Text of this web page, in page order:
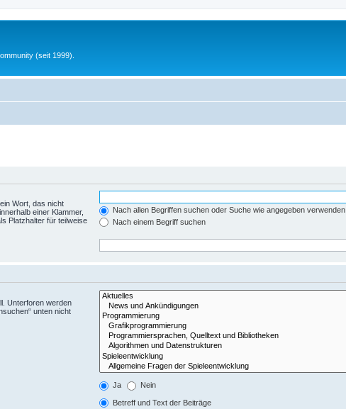
(seit 1999).
Wort, das nicht
innerhalb einer Klammer,
Platzhalter für teilweise
Nach allen Begriffen suchen oder Suche wie angegeben verwenden
Nach einem Begriff suchen
Unterforen werden
unten nicht
Ja Nein
Betreff und Text der Beiträge